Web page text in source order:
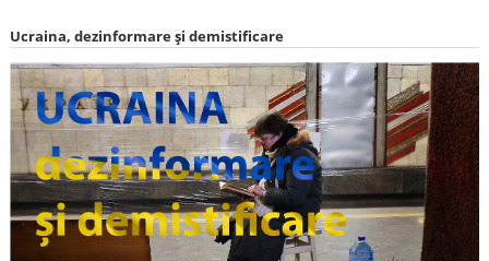
Ucraina, dezinformare și demistificare